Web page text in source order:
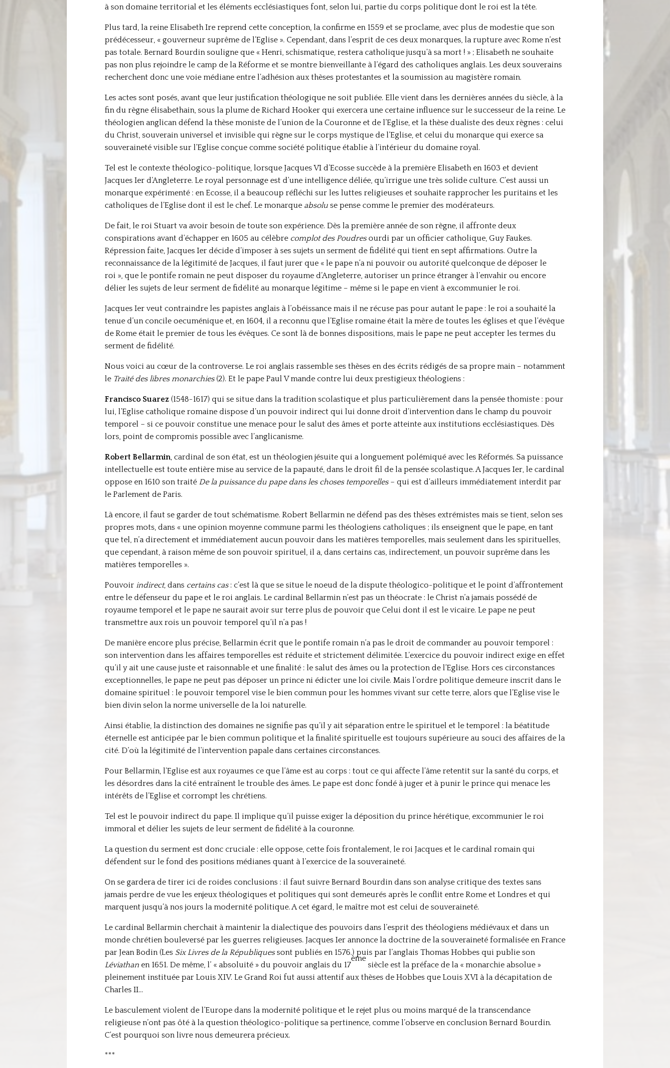
à son domaine territorial et les éléments ecclésiastiques font, selon lui, partie du corps politique dont le roi est la tête.
Plus tard, la reine Elisabeth Ire reprend cette conception, la confirme en 1559 et se proclame, avec plus de modestie que son
prédécesseur, « gouverneur suprême de l’Eglise ». Cependant, dans l’esprit de ces deux monarques, la rupture avec Rome n’est
pas totale. Bernard Bourdin souligne que « Henri, schismatique, restera catholique jusqu’à sa mort ! » ; Elisabeth ne souhaite
pas non plus rejoindre le camp de la Réforme et se montre bienveillante à l’égard des catholiques anglais. Les deux souverains
recherchent donc une voie médiane entre l’adhésion aux thèses protestantes et la soumission au magistère romain.
Les actes sont posés, avant que leur justification théologique ne soit publiée. Elle vient dans les dernières années du siècle, à la
fin du règne élisabethain, sous la plume de Richard Hooker qui exercera une certaine influence sur le successeur de la reine. Le
théologien anglican défend la thèse moniste de l’union de la Couronne et de l’Eglise, et la thèse dualiste des deux règnes : celui
du Christ, souverain universel et invisible qui règne sur le corps mystique de l’Eglise, et celui du monarque qui exerce sa
souveraineté visible sur l’Eglise conçue comme société politique établie à l’intérieur du domaine royal.
Tel est le contexte théologico-politique, lorsque Jacques VI d’Ecosse succède à la première Elisabeth en 1603 et devient
Jacques Ier d’Angleterre. Le royal personnage est d’une intelligence déliée, qu’irrigue une très solide culture. C’est aussi un
monarque expérimenté : en Ecosse, il a beaucoup réfléchi sur les luttes religieuses et souhaite rapprocher les puritains et les
catholiques de l’Eglise dont il est le chef. Le monarque absoluse pense comme le premier des modérateurs.
De fait, le roi Stuart va avoir besoin de toute son expérience. Dès la première année de son règne, il affronte deux
conspirations avant d’échapper en 1605 au célèbre complot des Poudresourdi par un officier catholique, Guy Faukes.
Répression faite, Jacques Ier décide d’imposer à ses sujets un serment de fidélité qui tient en sept affirmations. Outre la
reconnaissance de la légitimité de Jacques, il faut jurer que « le pape n’a ni pouvoir ou autorité quelconque de déposer le
roi », que le pontife romain ne peut disposer du royaume d’Angleterre, autoriser un prince étranger à l’envahir ou encore
délier les sujets de leur serment de fidélité au monarque légitime – même si le pape en vient à excommunier le roi.
Jacques Ier veut contraindre les papistes anglais à l’obéissance mais il ne récuse pas pour autant le pape : le roi a souhaité la
tenue d’un concile oecuménique et, en 1604, il a reconnu que l’Eglise romaine était la mère de toutes les églises et que l’évêque
de Rome était le premier de tous les évêques. Ce sont là de bonnes dispositions, mais le pape ne peut accepter les termes du
serment de fidélité.
Nous voici au cœur de la controverse. Le roi anglais rassemble ses thèses en des écrits rédigés de sa propre main – notamment
le Traité des libres monarchies(2). Et le pape Paul V mande contre lui deux prestigieux théologiens :
Francisco Suarez(1548-1617) qui se situe dans la tradition scolastique et plus particulièrement dans la pensée thomiste : pour
lui, l’Eglise catholique romaine dispose d’un pouvoir indirect qui lui donne droit d’intervention dans le champ du pouvoir
temporel – si ce pouvoir constitue une menace pour le salut des âmes et porte atteinte aux institutions ecclésiastiques. Dès
lors, point de compromis possible avec l’anglicanisme.
Robert Bellarmin, cardinal de son état, est un théologien jésuite qui a longuement polémiqué avec les Réformés. Sa puissance
intellectuelle est toute entière mise au service de la papauté, dans le droit fil de la pensée scolastique. A Jacques Ier, le cardinal
oppose en 1610 son traité De la puissance du pape dans les choses temporelles– qui est d’ailleurs immédiatement interdit par
le Parlement de Paris.
Là encore, il faut se garder de tout schématisme. Robert Bellarmin ne défend pas des thèses extrémistes mais se tient, selon ses
propres mots, dans « une opinion moyenne commune parmi les théologiens catholiques ; ils enseignent que le pape, en tant
que tel, n’a directement et immédiatement aucun pouvoir dans les matières temporelles, mais seulement dans les spirituelles,
que cependant, à raison même de son pouvoir spirituel, il a, dans certains cas, indirectement, un pouvoir suprême dans les
matières temporelles ».
Pouvoir indirect, dans certains cas: c’est là que se situe le noeud de la dispute théologico-politique et le point d’affrontement
entre le défenseur du pape et le roi anglais. Le cardinal Bellarmin n’est pas un théocrate : le Christ n’a jamais possédé de
royaume temporel et le pape ne saurait avoir sur terre plus de pouvoir que Celui dont il est le vicaire. Le pape ne peut
transmettre aux rois un pouvoir temporel qu’il n’a pas !
De manière encore plus précise, Bellarmin écrit que le pontife romain n’a pas le droit de commander au pouvoir temporel :
son intervention dans les affaires temporelles est réduite et strictement délimitée. L’exercice du pouvoir indirect exige en effet
qu’il y ait une cause juste et raisonnable et une finalité : le salut des âmes ou la protection de l’Eglise. Hors ces circonstances
exceptionnelles, le pape ne peut pas déposer un prince ni édicter une loi civile. Mais l’ordre politique demeure inscrit dans le
domaine spirituel : le pouvoir temporel vise le bien commun pour les hommes vivant sur cette terre, alors que l’Eglise vise le
bien divin selon la norme universelle de la loi naturelle.
Ainsi établie, la distinction des domaines ne signifie pas qu’il y ait séparation entre le spirituel et le temporel : la béatitude
éternelle est anticipée par le bien commun politique et la finalité spirituelle est toujours supérieure au souci des affaires de la
cité. D’où la légitimité de l’intervention papale dans certaines circonstances.
Pour Bellarmin, l’Eglise est aux royaumes ce que l’âme est au corps : tout ce qui affecte l’âme retentit sur la santé du corps, et
les désordres dans la cité entraînent le trouble des âmes. Le pape est donc fondé à juger et à punir le prince qui menace les
intérêts de l’Eglise et corrompt les chrétiens.
Tel est le pouvoir indirect du pape. Il implique qu’il puisse exiger la déposition du prince hérétique, excommunier le roi
immoral et délier les sujets de leur serment de fidélité à la couronne.
La question du serment est donc cruciale : elle oppose, cette fois frontalement, le roi Jacques et le cardinal romain qui
défendent sur le fond des positions médianes quant à l’exercice de la souveraineté.
On se gardera de tirer ici de roides conclusions : il faut suivre Bernard Bourdin dans son analyse critique des textes sans
jamais perdre de vue les enjeux théologiques et politiques qui sont demeurés après le conflit entre Rome et Londres et qui
marquent jusqu’à nos jours la modernité politique. A cet égard, le maître mot est celui de souveraineté.
Le cardinal Bellarmin cherchait à maintenir la dialectique des pouvoirs dans l’esprit des théologiens médiévaux et dans un
monde chrétien bouleversé par les guerres religieuses. Jacques Ier annonce la doctrine de la souveraineté formalisée en France
par Jean Bodin (Les Six Livres de la Républiquessont publiés en 1576.) puis par l’anglais Thomas Hobbes qui publie son
Léviathanen 1651. De même, l’ « absoluité » du pouvoir anglais du 17
ème
siècle est la préface de la « monarchie absolue »
pleinement instituée par Louis XIV. Le Grand Roi fut aussi attentif aux thèses de Hobbes que Louis XVI à la décapitation de
Charles II…
Le basculement violent de l’Europe dans la modernité politique et le rejet plus ou moins marqué de la transcendance
religieuse n’ont pas ôté à la question théologico-politique sa pertinence, comme l’observe en conclusion Bernard Bourdin.
C’est pourquoi son livre nous demeurera précieux.
***